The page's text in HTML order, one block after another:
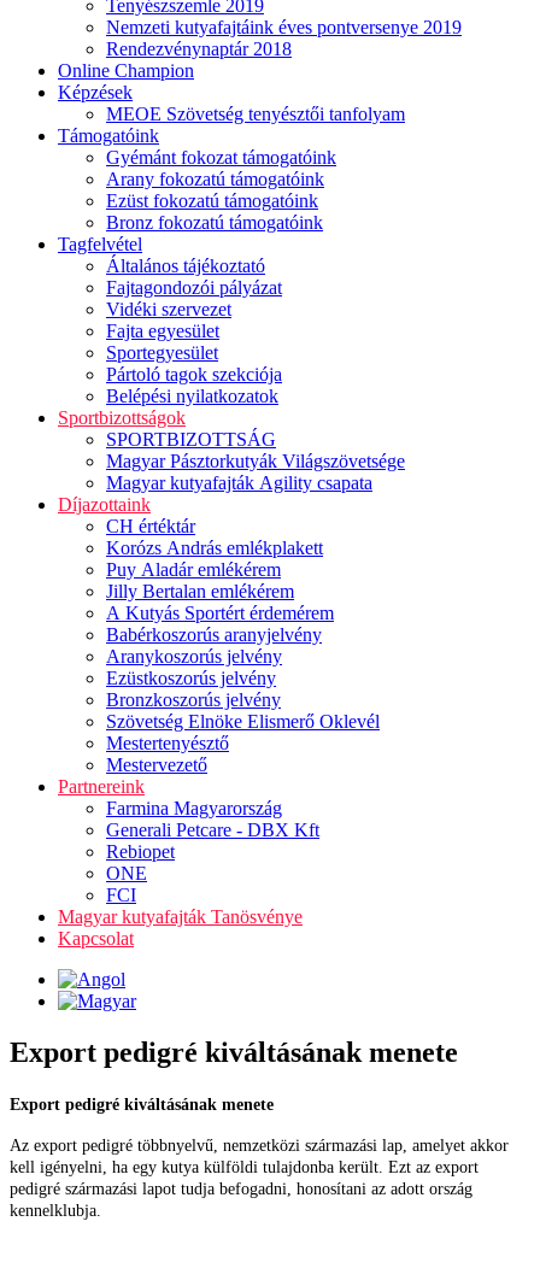
Tenyészszemle 2019
Nemzeti kutyafajtáink éves pontversenye 2019
Rendezvénynaptár 2018
Online Champion
Képzések
MEOE Szövetség tenyésztői tanfolyam
Támogatóink
Gyémánt fokozat támogatóink
Arany fokozatú támogatóink
Ezüst fokozatú támogatóink
Bronz fokozatú támogatóink
Tagfelvétel
Általános tájékoztató
Fajtagondozói pályázat
Vidéki szervezet
Fajta egyesület
Sportegyesület
Pártoló tagok szekciója
Belépési nyilatkozatok
Sportbizottságok
SPORTBIZOTTSÁG
Magyar Pásztorkutyák Világszövetsége
Magyar kutyafajták Agility csapata
Díjazottaink
CH értéktár
Korózs András emlékplakett
Puy Aladár emlékérem
Jilly Bertalan emlékérem
A Kutyás Sportért érdemérem
Babérkoszorús aranyjelvény
Aranykoszorús jelvény
Ezüstkoszorús jelvény
Bronzkoszorús jelvény
Szövetség Elnöke Elismerő Oklevél
Mestertenyésztő
Mestervezető
Partnereink
Farmina Magyarország
Generali Petcare - DBX Kft
Rebiopet
ONE
FCI
Magyar kutyafajták Tanösvénye
Kapcsolat
Export pedigré kiváltásának menete
Export pedigré kiváltásának menete
Az export pedigré többnyelvű, nemzetközi származási lap, amelyet akkor
kell igényelni, ha egy kutya külföldi tulajdonba került. Ezt az export
pedigré származási lapot tudja befogadni, honosítani az adott ország
kennelklubja.